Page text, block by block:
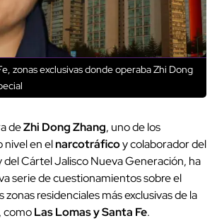
zonas exclusivas donde operaba Zhi Dong
deZhi Dong Zhang, uno de los
nivel en elnarcotráficoy colaborador del
del Cártel Jalisco Nueva Generación, ha
serie de cuestionamientos sobre el
zonas residenciales más exclusivas de la
comoLas Lomas y Santa Fe.